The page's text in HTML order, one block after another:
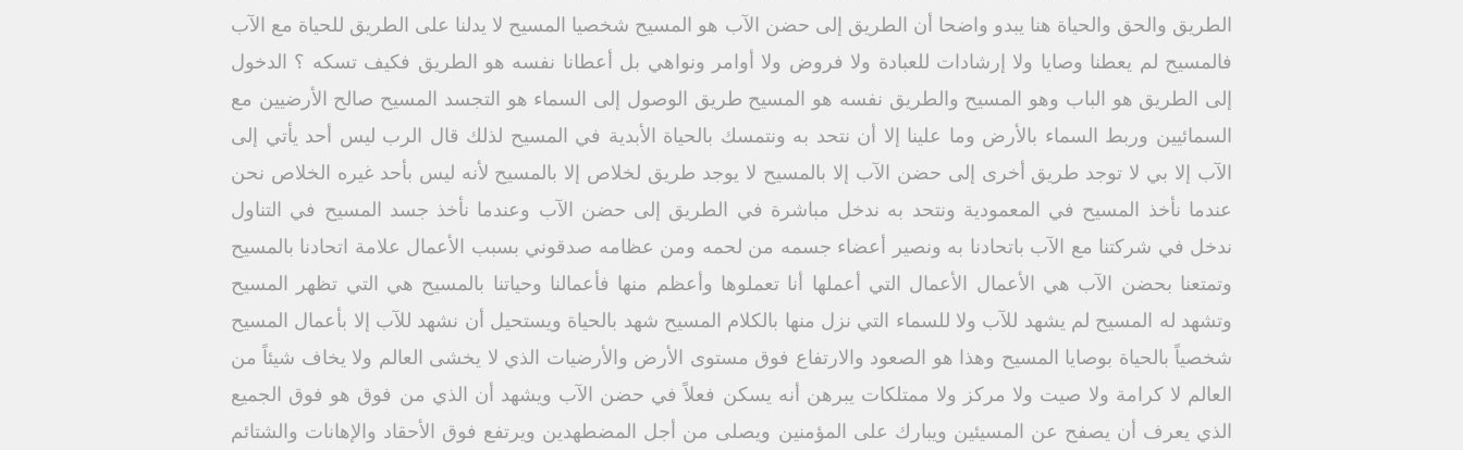
الطريق والحق والحياة هنا يبدو واضحا أن الطريق إلى حضن الآب هو المسيح شخصيا المسيح لا يدلنا على الطريق للحياة مع الآب
فالمسيح لم يعطنا وصايا ولا إرشادات للعبادة ولا فروض ولا أوامر ونواهي بل أعطانا نفسه هو الطريق فكيف تسكه ؟ الدخول
إلى الطريق هو الباب وهو المسيح والطريق نفسه هو المسيح طريق الوصول إلى السماء هو التجسد المسيح صالح الأرضيين مع
السمائيين وربط السماء بالأرض وما علينا إلا أن نتحد به ونتمسك بالحياة الأبدية في المسيح لذلك قال الرب ليس أحد يأتي إلى
الآب إلا بي لا توجد طريق أخرى إلى حضن الآب إلا بالمسيح لا يوجد طريق لخلاص إلا بالمسيح لأنه ليس بأحد غيره الخلاص نحن
عندما نأخذ المسيح في المعمودية ونتحد به ندخل مباشرة في الطريق إلى حضن الآب وعندما نأخذ جسد المسيح في التناول
ندخل في شركتنا مع الآب باتحادنا به ونصير أعضاء جسمه من لحمه ومن عظامه صدقوني بسبب الأعمال علامة اتحادنا بالمسيح
وتمتعنا بحضن الآب هي الأعمال الأعمال التي أعملها أنا تعملوها وأعظم منها فأعمالنا وحياتنا بالمسيح هي التي تظهر المسيح
وتشهد له المسيح لم يشهد للآب ولا للسماء التي نزل منها بالكلام المسيح شهد بالحياة ويستحيل أن نشهد للآب إلا بأعمال المسيح
شخصياً بالحياة بوصايا المسيح وهذا هو الصعود والارتفاع فوق مستوى الأرض والأرضيات الذي لا يخشى العالم ولا يخاف شيئاً من
العالم لا كرامة ولا صيت ولا مركز ولا ممتلكات يبرهن أنه يسكن فعلاً في حضن الآب ويشهد أن الذي من فوق هو فوق الجميع
الذي يعرف أن يصفح عن المسيئين ويبارك على المؤمنين ويصلى من أجل المضطهدين ويرتفع فوق الأحقاد والإهانات والشتائم